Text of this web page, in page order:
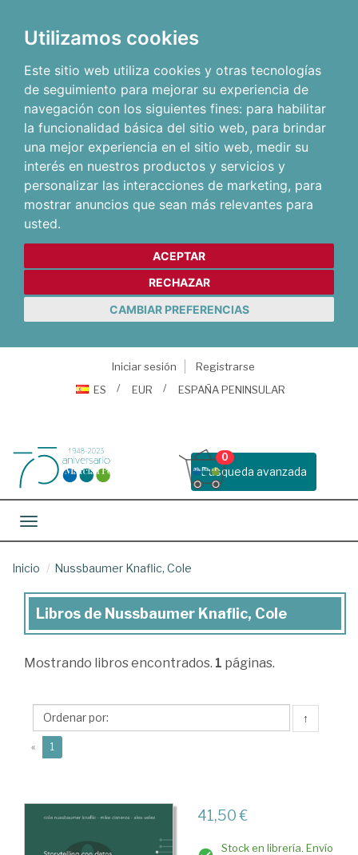
Utilizamos cookies
Este sitio web utiliza cookies y otras tecnologías
de seguimiento para mejorar su experiencia de
navegación con los siguientes fines: para habilitar
la funcionalidad básica del sitio web, para brindar
una mejor experiencia en el sitio web, medir su
interés en nuestros productos y servicios y
personalizar las interacciones de marketing, para
mostrar anuncios que sean más relevantes para
usted.
ACEPTAR
RECHAZAR
CAMBIAR PREFERENCIAS
Iniciar sesión
Registrarse
ES
EUR ESPAÑA PENINSULAR
Busqueda avanzada
0
Toggle navigation
Inicio Nussbaumer Knaflic, Cole
Libros
Nussbaumer
Cole
Libros de Nussbaumer Knaflic, Cole
Mostrando libros encontrados. 1 páginas.
↑
« 1
41,50 €
Stock en librería. Envío